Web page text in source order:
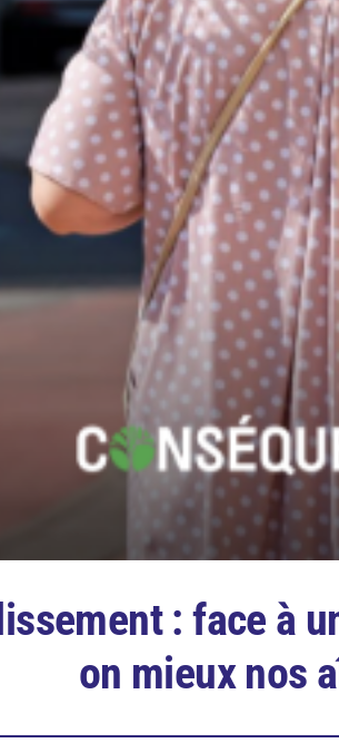
: face à
on mieux nos